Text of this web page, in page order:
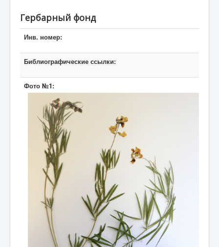
Гербарный фонд
Инв. номер:
Библиографические ссылки:
Фото №1: